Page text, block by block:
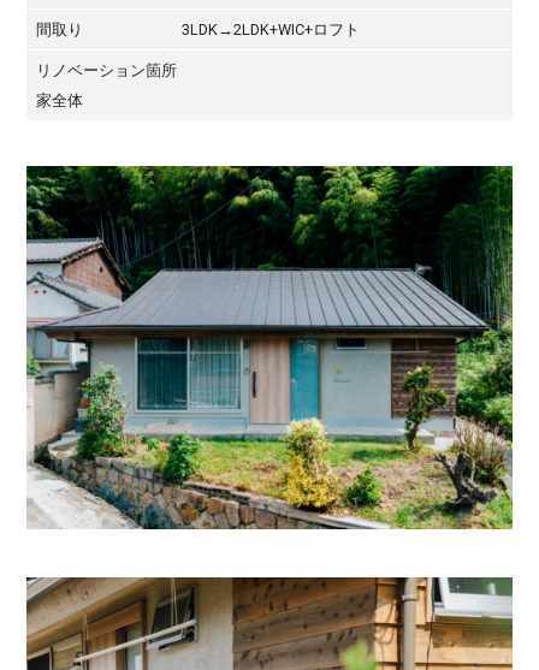
間取り 3LDK→2LDK+WIC+ロフト
リノベーション箇所
家全体